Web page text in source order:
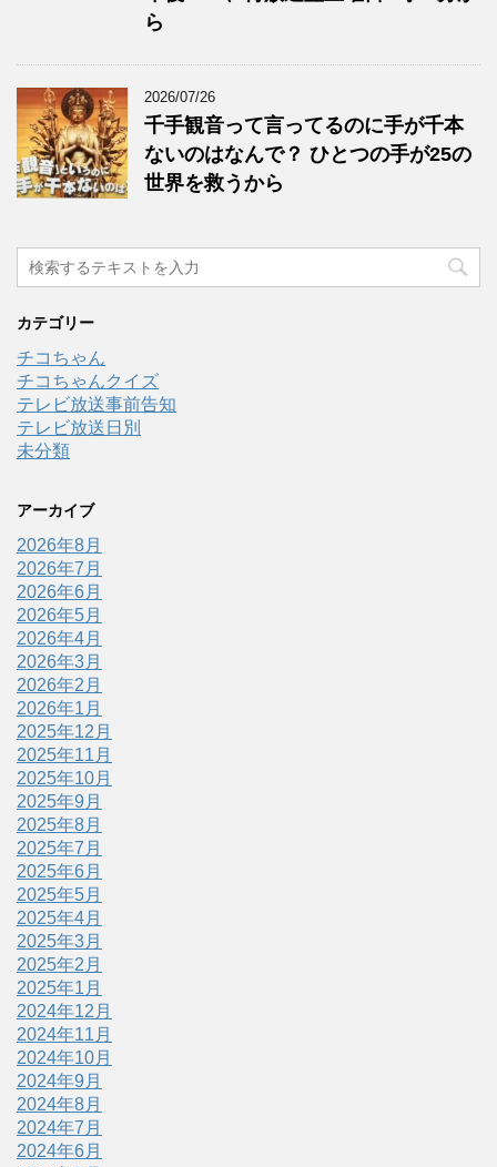
ら
2026/07/26
千手観音って言ってるのに手が千本
ないのはなんで？ ひとつの手が25の
世界を救うから
カテゴリー
チコちゃん
チコちゃんクイズ
テレビ放送事前告知
テレビ放送日別
未分類
アーカイブ
2026年8月
2026年7月
2026年6月
2026年5月
2026年4月
2026年3月
2026年2月
2026年1月
2025年12月
2025年11月
2025年10月
2025年9月
2025年8月
2025年7月
2025年6月
2025年5月
2025年4月
2025年3月
2025年2月
2025年1月
2024年12月
2024年11月
2024年10月
2024年9月
2024年8月
2024年7月
2024年6月